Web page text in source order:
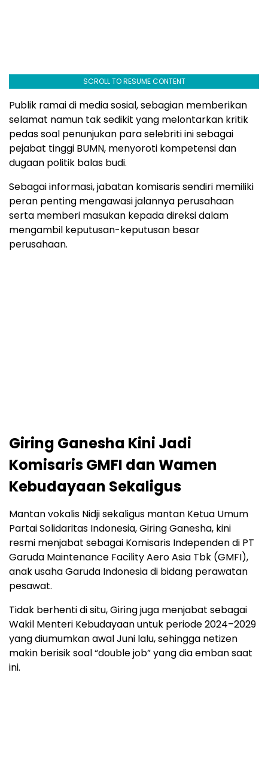
SCROLL TO RESUME CONTENT
Publik ramai di media sosial, sebagian memberikan
selamat namun tak sedikit yang melontarkan kritik
pedas soal penunjukan para selebriti ini sebagai
pejabat tinggi BUMN, menyoroti kompetensi dan
dugaan politik balas budi.
Sebagai informasi, jabatan komisaris sendiri memiliki
peran penting mengawasi jalannya perusahaan
serta memberi masukan kepada direksi dalam
mengambil keputusan-keputusan besar
perusahaan.
Giring Ganesha Kini Jadi
Komisaris GMFI dan Wamen
Kebudayaan Sekaligus
Mantan vokalis Nidji sekaligus mantan Ketua Umum
Partai Solidaritas Indonesia, Giring Ganesha, kini
resmi menjabat sebagai Komisaris Independen di PT
Garuda Maintenance Facility Aero Asia Tbk (GMFI),
anak usaha Garuda Indonesia di bidang perawatan
pesawat.
Tidak berhenti di situ, Giring juga menjabat sebagai
Wakil Menteri Kebudayaan untuk periode 2024–2029
yang diumumkan awal Juni lalu, sehingga netizen
makin berisik soal “double job” yang dia emban saat
ini.